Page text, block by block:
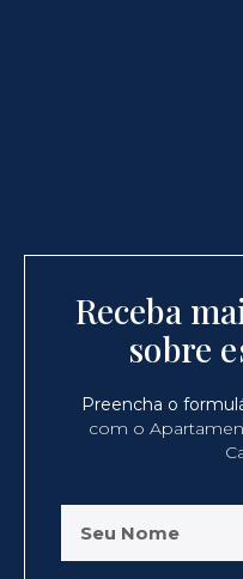
Receba
sobre
Preencha o
com o